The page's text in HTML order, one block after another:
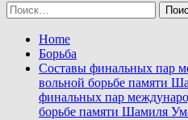
Найти:
Home
Борьба
Составы финальных пар
вольной борьбе памяти
финальных пар
борьбе памяти Шамиля